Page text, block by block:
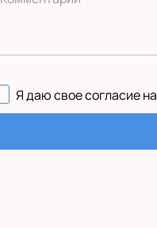
Я даю свое согласие на